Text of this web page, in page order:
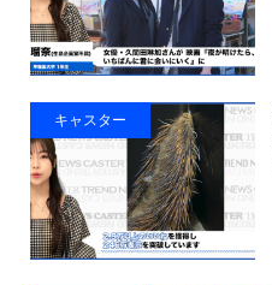
キャスター